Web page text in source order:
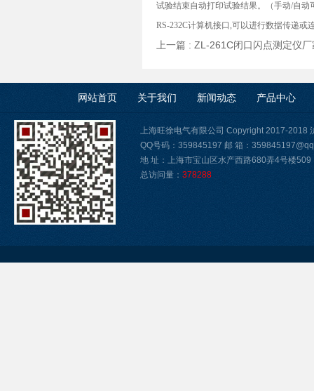
试验结束自动打印试验结果。（手动/自动
RS-232C计算机接口,可以进行数据传递或
上一篇 : ZL-261C闭口闪点测定仪厂
网站首页 关于我们 新闻动态 产品中心
上海旺徐电气有限公司 Copyright 2017-2018
QQ号码：359845197 邮 箱：
地 址：上海市宝山区水产西路680弄4号楼509
总访问量： 378288